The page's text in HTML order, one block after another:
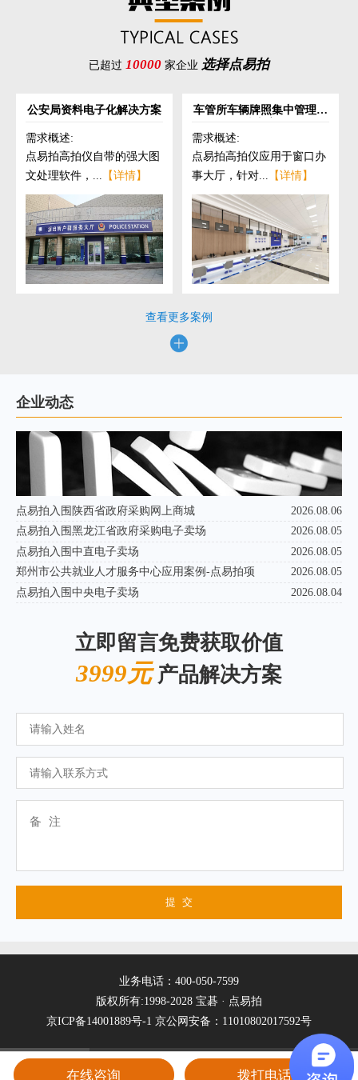
已超过 10000 家企业 选择点易拍
公安局资料电子化解决方案
需求概述:
点易拍高拍仪自带的强大图
文处理软件，... 【详情】
车管所车辆牌照集中管理解
需求概述:
点易拍高拍仪应用于窗口办
事大厅，针对... 【详情】
查看更多案例
企业动态
点易拍入围陕西省政府采购网上商城
2026.08.06
点易拍入围黑龙江省政府采购电子卖场
2026.08.05
点易拍入围中直电子卖场
2026.08.05
郑州市公共就业人才服务中心应用案例-点易拍项
2026.08.05
点易拍入围中央电子卖场
2026.08.04
立即留言免费获取价值
3999元产品解决方案
业务电话：400-050-7599
版权所有:1998-2028 宝碁 · 点易拍
京ICP备14001889号-1 京公网安备：11010802017592号
在线咨询 拨打电话